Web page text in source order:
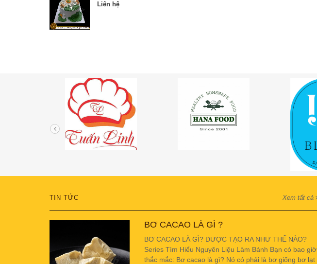
Liên hệ
TIN TỨC Xem tất cả
BƠ CACAO LÀ GÌ ?
BƠ CACAO LÀ GÌ? ĐƯỢC TẠO RA NHƯ THẾ NÀO?
Series Tìm Hiểu Nguyên Liệu Làm Bánh Bạn có bao giờ
thắc mắc: Bơ cacao là gì? Nó có phải là bơ giống bơ lạt